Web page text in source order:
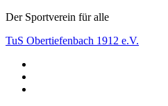
Skip
content
Der Sportverein für alle
TuS Obertiefenbach 1912 e.V.
Der Sportverein für alle